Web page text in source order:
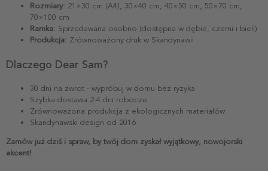
Rozmiary: 21×30 cm (A4), 30×40 cm, 40×50 cm, 50×70 cm,
70×100 cm
Ramka: Sprzedawana osobno (dostępna w dębie, czerni i bieli)
Produkcja: Zrównoważony druk w Skandynawii
Dlaczego Dear Sam?
30 dni na zwrot - wypróbuj w domu bez ryzyka
Szybka dostawa 2-4 dni robocze
Zrównoważona produkcja z ekologicznych materiałów
Skandynawski design od 2016
Zamów już dziś i spraw, by twój dom zyskał wyjątkowy, nowojorski
akcent!